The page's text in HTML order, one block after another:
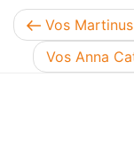
Vorig bericht
Vos
Volgend
Vos Anna